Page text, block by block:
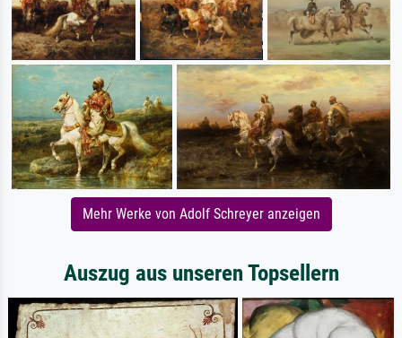
Mehr Werke von Adolf Schreyer anzeigen
Auszug aus unseren Topsellern